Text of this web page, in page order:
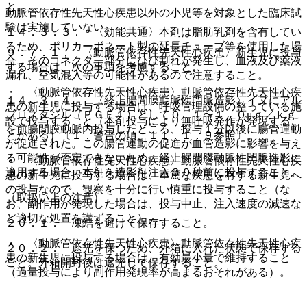
と。
１４．３．３． 〈効能共通〉本剤は脂肪乳剤を含有してい
るため、ポリカーボネート製の延長チューブ等を使用した場
合、そのコネクター部分にひび割れが発生し、血液及び薬液
漏れ、空気混入等の可能性があるので注意すること。
１４．３．４． 〈経上腸間膜動脈性門脈造影〉イヌにアル
プロスタジル（ＰＧＥ１）として０．１〜１．０μｇ／ｋｇ
を前腸間膜動脈内投与したところ、投与１分以後に腸管運動
が促進された。この腸管運動の促進が血管造影に影響を与え
る可能性が否定できないため、経上腸間膜動脈性門脈造影に
適用する場合、本剤を造影剤注入３０秒前に投与すること。
（取扱い上の注意）
２０．１． 凍結を避けて保存すること。
２０．２． 遮光を保つため、外箱に入れた状態で保存する
こと。外箱開封後は遮光して保存すること。
動脈管依存性先天性心疾患以外の小児等を対象とした臨床試
験は実施していない。
９．７．１． 〈動脈管依存性先天性心疾患〉新生児に投与
する場合は、次の事項を考慮すること。
・ 〈動脈管依存性先天性心疾患〉動脈管依存性先天性心疾
患の新生児に投与する場合は、呼吸管理設備の整っている施
設で投与すること（本剤投与により無呼吸発作が発現するこ
とがある）〔１．警告の項、１１．１．９参照〕。
・ 〈動脈管依存性先天性心疾患〉動脈管依存性先天性心疾
患の新生児に投与する場合は、重篤な疾患を有する新生児へ
の投与なので、観察を十分に行い慎重に投与すること（な
お、副作用が発現した場合は、投与中止、注入速度の減速な
ど適切な処置を講ずること）。
・ 〈動脈管依存性先天性心疾患〉動脈管依存性先天性心疾
患の新生児に投与する場合は、有効最小量で維持すること
（過量投与により副作用発現率が高まるおそれがある）。